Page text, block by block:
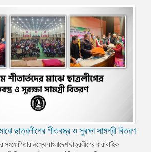
ছাত্রলীগের শীতবস্ত্র ও সুরক্ষা সামগ্রী বিতরণ
সহযোগিতার লক্ষ্যে বাংলাদেশ ছাত্রলীগের ধারাবাহিক